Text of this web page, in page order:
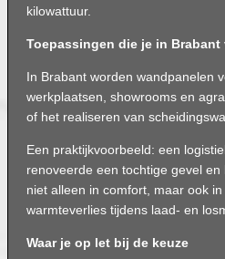
kilowattuur.
Toepassingen die je in Brabant
In Brabant worden wandpanelen
werkplaatsen, showrooms en
of het realiseren van
Een praktijkvoorbeeld: een
renoveerde een tochtige gevel
niet alleen in comfort, maar ook
warmteverlies tijdens laad- en
Waar je op let bij de keuze